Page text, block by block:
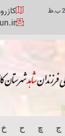
ج چ ح خ